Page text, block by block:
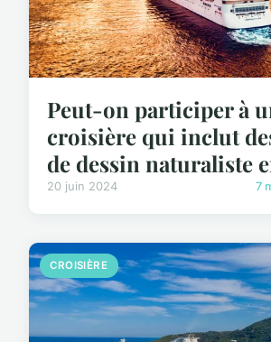
Peut-on participer à
croisière qui inclut
de dessin naturaliste
20 juin 2024 7
CROISIÈRE